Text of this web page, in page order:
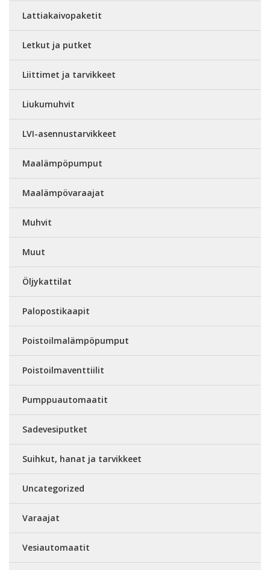
Lattiakaivopaketit
Letkut ja putket
Liittimet ja tarvikkeet
Liukumuhvit
LVI-asennustarvikkeet
Maalämpöpumput
Maalämpövaraajat
Muhvit
Muut
Öljykattilat
Palopostikaapit
Poistoilmalämpöpumput
Poistoilmaventtiilit
Pumppuautomaatit
Sadevesiputket
Suihkut, hanat ja tarvikkeet
Uncategorized
Varaajat
Vesiautomaatit